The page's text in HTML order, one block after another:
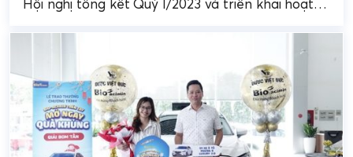
Hội nghị tổng kết Quý I/2023 và triển khai hoạt